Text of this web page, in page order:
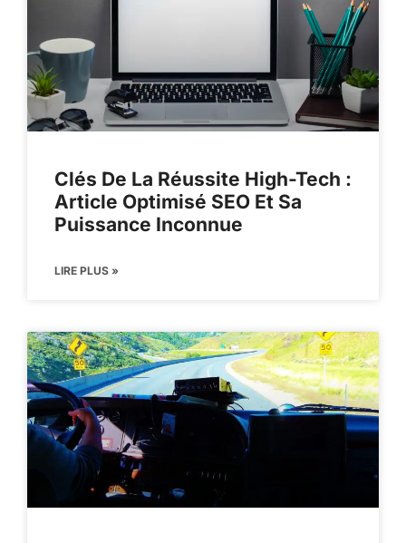
Clés De La Réussite High-Tech :
Article Optimisé SEO Et Sa
Puissance Inconnue
LIRE PLUS »